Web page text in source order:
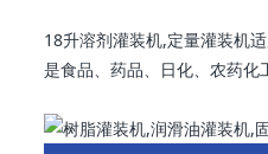
18升溶剂灌装机,定量灌装机适
是食品、药品、日化、农药化